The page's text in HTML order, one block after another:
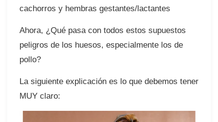
cachorros y hembras gestantes/lactantes⠀
Ahora, ¿Qué pasa con todos estos supuestos
peligros de los huesos, especialmente los de
pollo?
La siguiente explicación es lo que debemos tener
MUY claro: